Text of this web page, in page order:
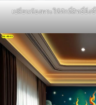
เปลี่ยนห้องพระให้ศักดิ์สิทธิ์ยิ่ง